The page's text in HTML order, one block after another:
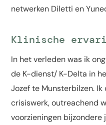
netwerken Diletti en
Klinische
In het verleden was ik
de K-dienst/ K-Delta in
Jozef te Munsterbilzen.
crisiswerk, outreachend
voorzieningen bijzondere